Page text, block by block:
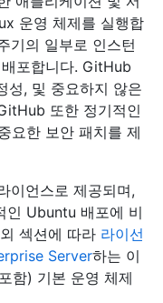
운영 체제를 실행합
기의 일부로 인스턴
포합니다. GitHub
성, 및 중요하지 않은
또한 정기적인
요한 보안 패치를 제
이언스로 제공되며,
인 Ubuntu 배포에 비
섹션에 따라 라이선
Server하는 이
함) 기본 운영 체제